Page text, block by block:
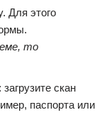
Для этого
то
скан
паспорта или